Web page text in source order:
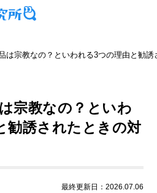
は宗教なの？といわれる3つの理由と勧
宗教なの？といわ
勧誘されたときの対
最終更新日：2026.07.06